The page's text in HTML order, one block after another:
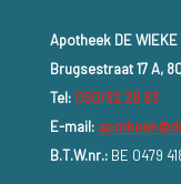
Apotheek DE
Brugsestraat 17 A,
Tel: 050/82 28 83
E-mail:
B.T.W.nr.:BE 0479